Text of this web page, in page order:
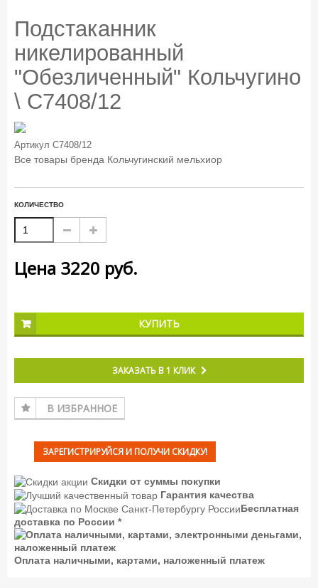
Подстаканник
никелированный
"Обезличенный" Кольчугино
\ С7408/12
Артикул С7408/12
Все товары бренда Кольчугинский мельхиор
КОЛИЧЕСТВО
Цена 3220 руб.
КУПИТЬ
ЗАКАЗАТЬ В 1 КЛИК
В ИЗБРАННОЕ
ЗАРЕГИСТРИРУЙСЯ И ПОЛУЧИ СКИДКУ!
Скидки от суммы покупки
Гарантия качества
Бесплатная
доставка по России *
Оплата наличными, картами, наложенный платеж